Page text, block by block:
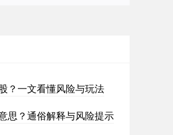
？一文看懂风险与玩法
思？通俗解释与风险提示